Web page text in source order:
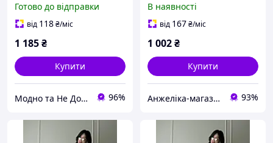
прямий, на зав'язках, з
запахом. 42-46, 48-52 S-M-
Готово до відправки
від 118₴/міс
1 185₴
Купити
Модно та Не Дорого 96%
молочний 40-42
Ananzelika
В наявності
від 167₴/міс
1 002₴
Купити
Анжеліка-магазин 93%